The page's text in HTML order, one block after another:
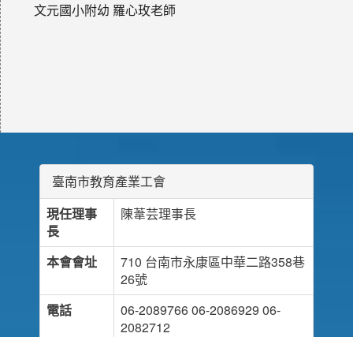
文元國小附幼 羅心玫老師
臺南市教育產業工會
現任理事
長
陳葦芸理事長
本會會址
710 台南市永康區中華二路358巷
26號
電話
06-2089766 06-2086929 06-
2082712